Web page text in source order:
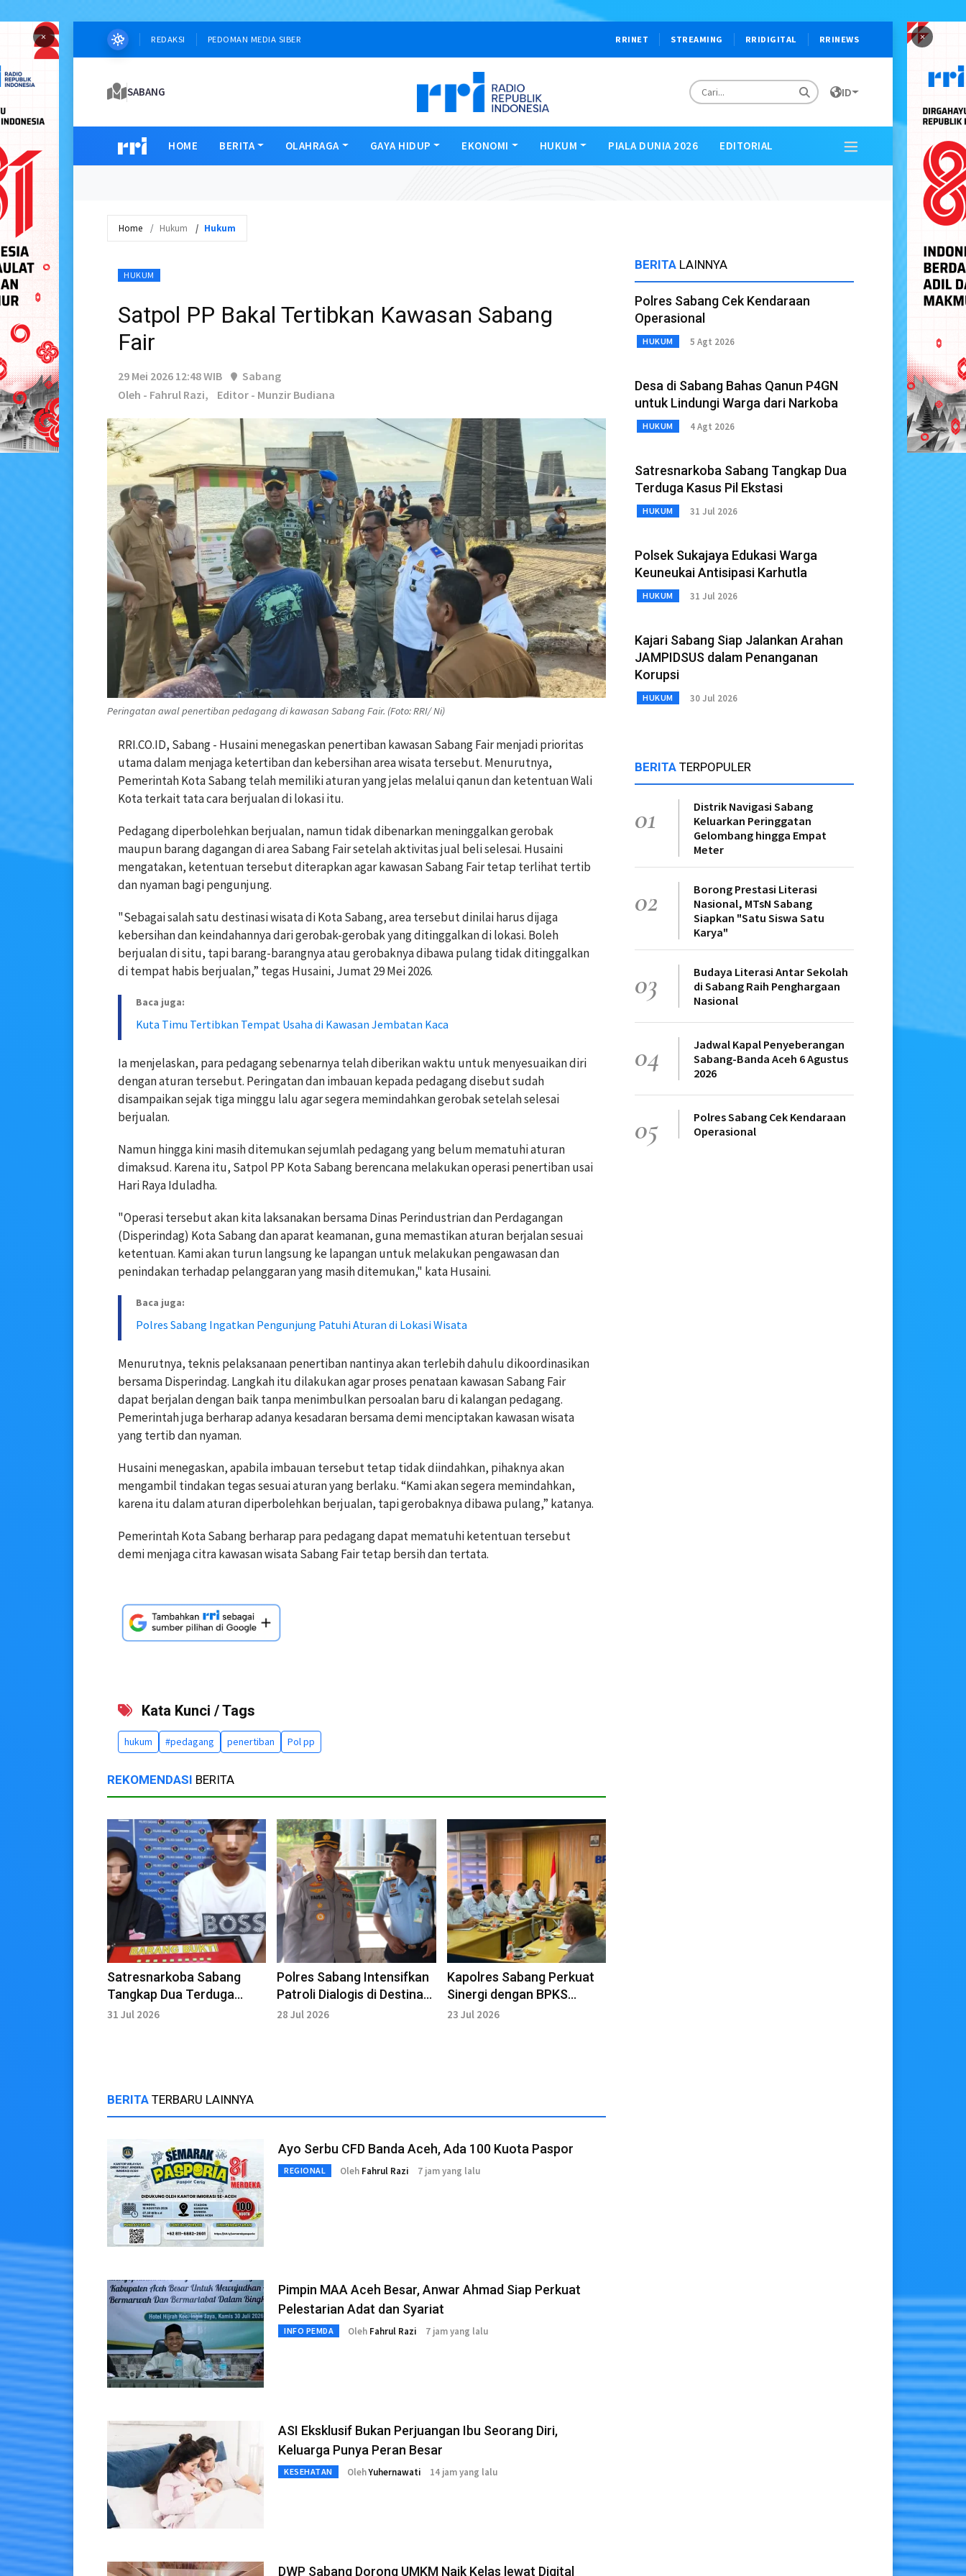
× ×
REDAKSI PEDOMAN MEDIA SIBER RRINET STREAMING RRIDIGITAL RRINEWS
SABANG ID
HOME BERITA OLAHRAGA GAYA HIDUP EKONOMI HUKUM PIALA DUNIA 2026 EDITORIAL
Home Hukum Hukum
HUKUM
Satpol PP Bakal Tertibkan Kawasan Sabang
Fair
29 Mei 2026 12:48 WIB
Sabang
Oleh - Fahrul Razi,
Editor - Munzir Budiana
Peringatan awal penertiban pedagang di kawasan Sabang Fair. (Foto: RRI/ Ni)
RRI.CO.ID, Sabang - Husaini menegaskan penertiban kawasan Sabang Fair menjadi prioritas
utama dalam menjaga ketertiban dan kebersihan area wisata tersebut. Menurutnya,
Pemerintah Kota Sabang telah memiliki aturan yang jelas melalui qanun dan ketentuan Wali
Kota terkait tata cara berjualan di lokasi itu.
Pedagang diperbolehkan berjualan, namun tidak dibenarkan meninggalkan gerobak
maupun barang dagangan di area Sabang Fair setelah aktivitas jual beli selesai. Husaini
mengatakan, ketentuan tersebut diterapkan agar kawasan Sabang Fair tetap terlihat tertib
dan nyaman bagi pengunjung.
"Sebagai salah satu destinasi wisata di Kota Sabang, area tersebut dinilai harus dijaga
kebersihan dan keindahannya dari gerobak-gerobak yang ditinggalkan di lokasi. Boleh
berjualan di situ, tapi barang-barangnya atau gerobaknya dibawa pulang tidak ditinggalkan
di tempat habis berjualan,” tegas Husaini, Jumat 29 Mei 2026.
Baca juga:
Kuta Timu Tertibkan Tempat Usaha di Kawasan Jembatan Kaca
Ia menjelaskan, para pedagang sebenarnya telah diberikan waktu untuk menyesuaikan diri
dengan aturan tersebut. Peringatan dan imbauan kepada pedagang disebut sudah
disampaikan sejak tiga minggu lalu agar segera memindahkan gerobak setelah selesai
berjualan.
Namun hingga kini masih ditemukan sejumlah pedagang yang belum mematuhi aturan
dimaksud. Karena itu, Satpol PP Kota Sabang berencana melakukan operasi penertiban usai
Hari Raya Iduladha.
"Operasi tersebut akan kita laksanakan bersama Dinas Perindustrian dan Perdagangan
(Disperindag) Kota Sabang dan aparat keamanan, guna memastikan aturan berjalan sesuai
ketentuan. Kami akan turun langsung ke lapangan untuk melakukan pengawasan dan
penindakan terhadap pelanggaran yang masih ditemukan," kata Husaini.
Baca juga:
Polres Sabang Ingatkan Pengunjung Patuhi Aturan di Lokasi Wisata
Menurutnya, teknis pelaksanaan penertiban nantinya akan terlebih dahulu dikoordinasikan
bersama Disperindag. Langkah itu dilakukan agar proses penataan kawasan Sabang Fair
dapat berjalan dengan baik tanpa menimbulkan persoalan baru di kalangan pedagang.
Pemerintah juga berharap adanya kesadaran bersama demi menciptakan kawasan wisata
yang tertib dan nyaman.
Husaini menegaskan, apabila imbauan tersebut tetap tidak diindahkan, pihaknya akan
mengambil tindakan tegas sesuai aturan yang berlaku. “Kami akan segera memindahkan,
karena itu dalam aturan diperbolehkan berjualan, tapi gerobaknya dibawa pulang,” katanya.
Pemerintah Kota Sabang berharap para pedagang dapat mematuhi ketentuan tersebut
demi menjaga citra kawasan wisata Sabang Fair tetap bersih dan tertata.
Kata Kunci / Tags
hukum #pedagang penertiban Pol pp
REKOMENDASI BERITA
Satresnarkoba Sabang
Tangkap Dua Terduga
Kasus Pil Ekstasi
31 Jul 2026
Polres Sabang Intensifkan
Patroli Dialogis di Destinasi
Wisata Akhir Pekan
28 Jul 2026
Kapolres Sabang Perkuat
Sinergi dengan BPKS
Dukung Iklim Investasi
23 Jul 2026
BERITA TERBARU LAINNYA
Ayo Serbu CFD Banda Aceh, Ada 100 Kuota Paspor
REGIONAL Oleh Fahrul Razi 7 jam yang lalu
Pimpin MAA Aceh Besar, Anwar Ahmad Siap Perkuat
Pelestarian Adat dan Syariat
INFO PEMDA Oleh Fahrul Razi 7 jam yang lalu
ASI Eksklusif Bukan Perjuangan Ibu Seorang Diri,
Keluarga Punya Peran Besar
KESEHATAN OlehYuhernawati 14 jam yang lalu
DWP Sabang Dorong UMKM Naik Kelas lewat Digital
BERITA LAINNYA
Polres Sabang Cek Kendaraan
Operasional
HUKUM 5 Agt 2026
Desa di Sabang Bahas Qanun P4GN
untuk Lindungi Warga dari Narkoba
HUKUM 4 Agt 2026
Satresnarkoba Sabang Tangkap Dua
Terduga Kasus Pil Ekstasi
HUKUM 31 Jul 2026
Polsek Sukajaya Edukasi Warga
Keuneukai Antisipasi Karhutla
HUKUM 31 Jul 2026
Kajari Sabang Siap Jalankan Arahan
JAMPIDSUS dalam Penanganan
Korupsi
HUKUM 30 Jul 2026
BERITA TERPOPULER
01
Distrik Navigasi Sabang
Keluarkan Peringgatan
Gelombang hingga Empat
Meter
02
Borong Prestasi Literasi
Nasional, MTsN Sabang
Siapkan "Satu Siswa Satu
Karya"
03
Budaya Literasi Antar Sekolah
di Sabang Raih Penghargaan
Nasional
04
Jadwal Kapal Penyeberangan
Sabang-Banda Aceh 6 Agustus
2026
05
Polres Sabang Cek Kendaraan
Operasional